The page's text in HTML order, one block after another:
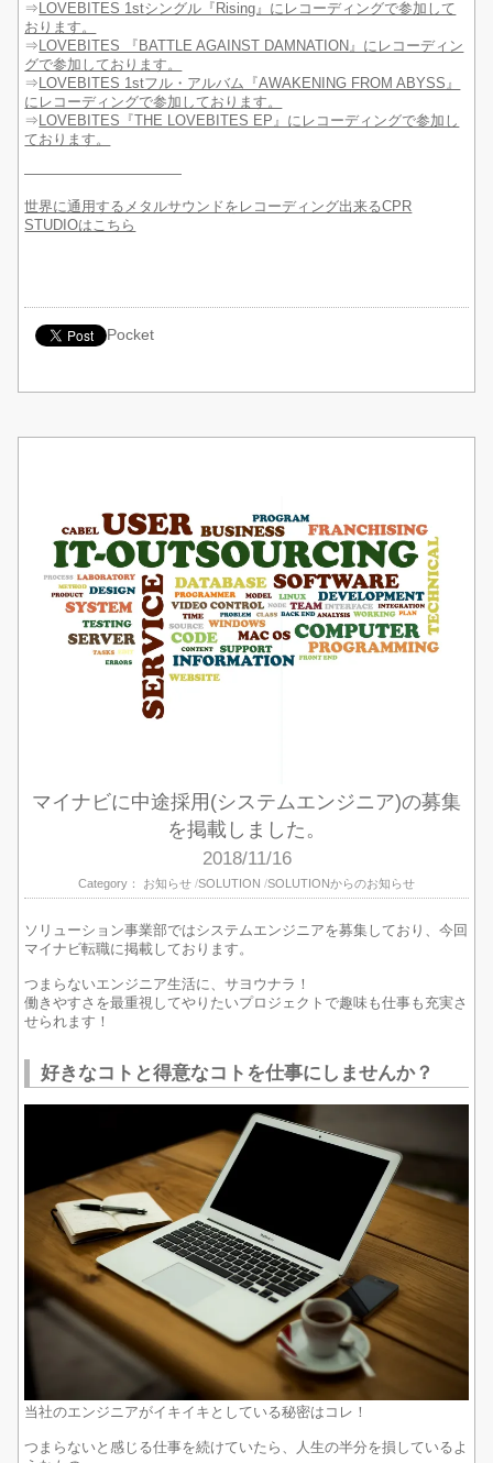
⇒ LOVEBITES 1stシングル『Rising』にレコーディングで参加して
おります。
⇒ LOVEBITES 『BATTLE AGAINST DAMNATION』にレコーディン
グで参加しております。
⇒ LOVEBITES 1stフル・アルバム『AWAKENING FROM ABYSS』
にレコーディングで参加しております。
⇒ LOVEBITES『THE LOVEBITES EP』にレコーディングで参加し
ております。
———————————
世界に通用するメタルサウンドをレコーディング出来るCPR
STUDIOはこちら
Pocket
マイナビに中途採用(システムエンジニア)の募集
を掲載しました。
2018/11/16
Category： お知らせ SOLUTION SOLUTIONからのお知らせ
ソリューション事業部ではシステムエンジニアを募集しており、今回
マイナビ転職に掲載しております。
つまらないエンジニア生活に、サヨウナラ！
働きやすさを最重視してやりたいプロジェクトで趣味も仕事も充実さ
せられます！
好きなコトと得意なコトを仕事にしませんか？
当社のエンジニアがイキイキとしている秘密はコレ！
つまらないと感じる仕事を続けていたら、人生の半分を損しているよ